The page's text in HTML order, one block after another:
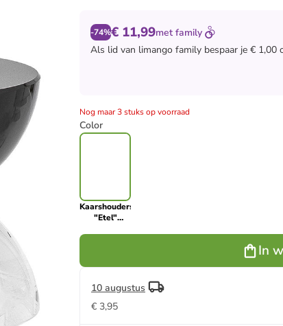
-74%€ 11,99met family
Als lid van limango family bespaar je € 1,00
Nog maar 3 stuks op voorraad
Color
Kaarshouders
"Etel"
- (H)10,5 x Ø
In
10 augustus
€ 3,95